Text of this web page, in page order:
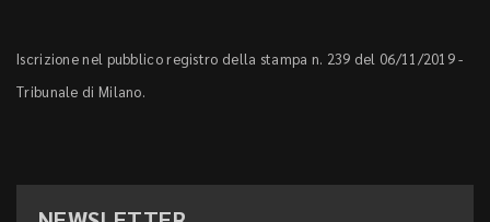
Iscrizione nel pubblico registro della stampa n. 239 del 06/11/2019 -
Tribunale di Milano.